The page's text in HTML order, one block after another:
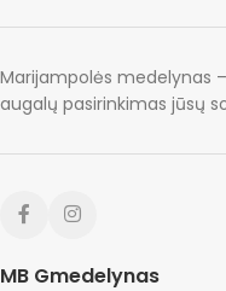
Marijampolės medelynas
augalų pasirinkimas jūsų
MB Gmedelynas